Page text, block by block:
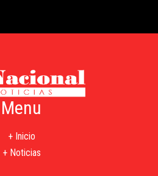
Menu
+ Inicio
+ Noticias